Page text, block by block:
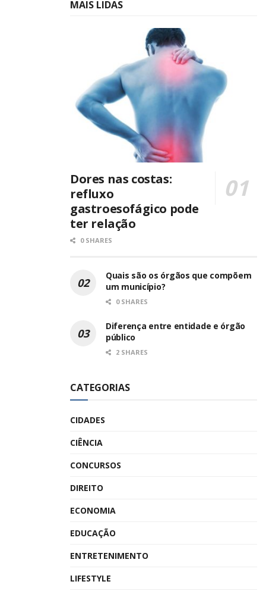
MAIS LIDAS
Dores nas costas:
refluxo
gastroesofágico pode
ter relação
0 SHARES
Quais são os órgãos que compõem
um município?
0 SHARES
Diferença entre entidade e órgão
público
2 SHARES
CATEGORIAS
CIDADES
CIÊNCIA
CONCURSOS
DIREITO
ECONOMIA
EDUCAÇÃO
ENTRETENIMENTO
LIFESTYLE